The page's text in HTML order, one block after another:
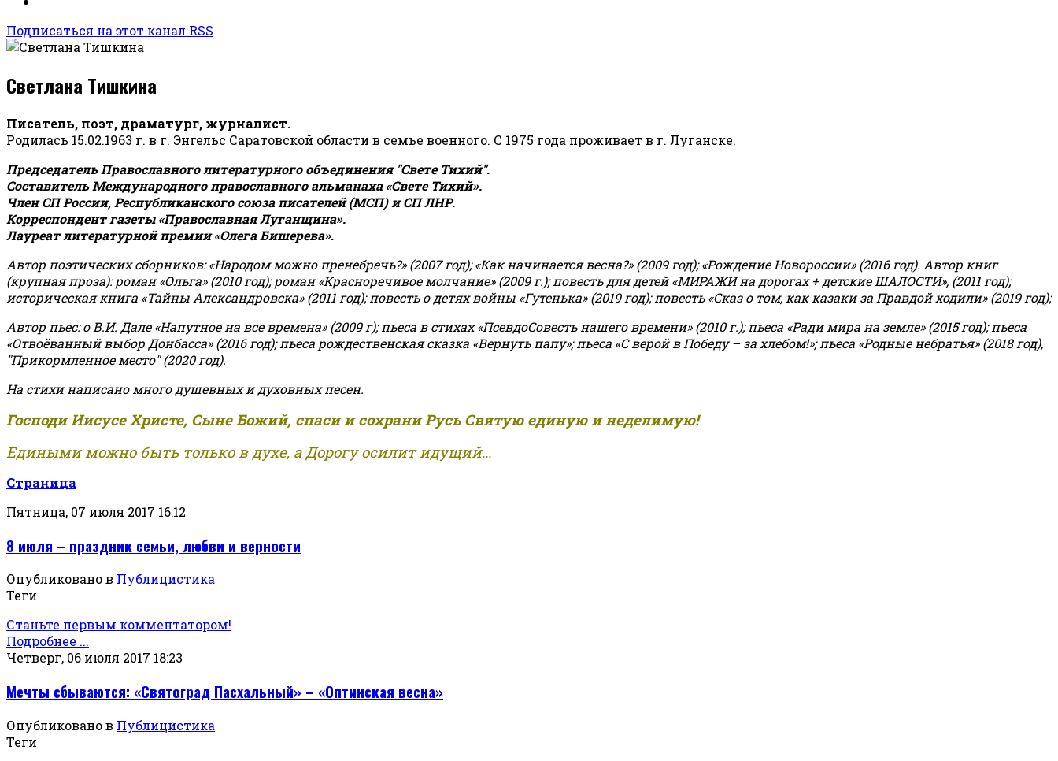
Подписаться на этот канал RSS
Светлана Тишкина
Писатель, поэт, драматург, журналист.
Родилась 15.02.1963 г. в г. Энгельс Саратовской области в семье военного. С 1975 года проживает в г. Луганске.
Председатель Православного литературного объединения "Свете Тихий".
Составитель Международного православного альманаха «Свете Тихий».
Член СП России, Республиканского союза писателей (МСП) и СП ЛНР.
Корреспондент газеты «Православная Луганщина».
Лауреат литературной премии «Олега Бишерева».
Автор поэтических сборников: «Народом можно пренебречь?» (2007 год); «Как начинается весна?» (2009 год); «Рождение Новороссии» (2016 год). Автор книг
(крупная проза): роман «Ольга» (2010 год); роман «Красноречивое молчание» (2009 г.); повесть для детей «МИРАЖИ на дорогах + детские ШАЛОСТИ», (2011 год);
историческая книга «Тайны Александровска» (2011 год); повесть о детях войны «Гутенька» (2019 год); повесть «Сказ о том, как казаки за Правдой ходили» (2019 год);
Автор пьес: о В.И. Дале «Напутное на все времена» (2009 г); пьеса в стихах «ПсевдоСовесть нашего времени» (2010 г.); пьеса «Ради мира на земле» (2015 год); пьеса
«Отвоёванный выбор Донбасса» (2016 год); пьеса рождественская сказка «Вернуть папу»; пьеса «С верой в Победу – за хлебом!»;пьеса «Родные небратья» (2018 год),
"Прикормленное место" (2020 год).
На стихи написано много душевных и духовных песен.
Господи Иисусе Христе, Сыне Божий, спаси и сохрани Русь Святую единую и неделимую!
Едиными можно быть только в духе, а Дорогу осилит идущий...
Страница
Пятница, 07 июля 2017 16:12
8 июля – праздник семьи, любви и верности
Опубликовано в Публицистика
Теги
Станьте первым комментатором!
Подробнее ...
Четверг, 06 июля 2017 18:23
Мечты сбываются: «Святоград Пасхальный» – «Оптинская весна»
Опубликовано в Публицистика
Теги